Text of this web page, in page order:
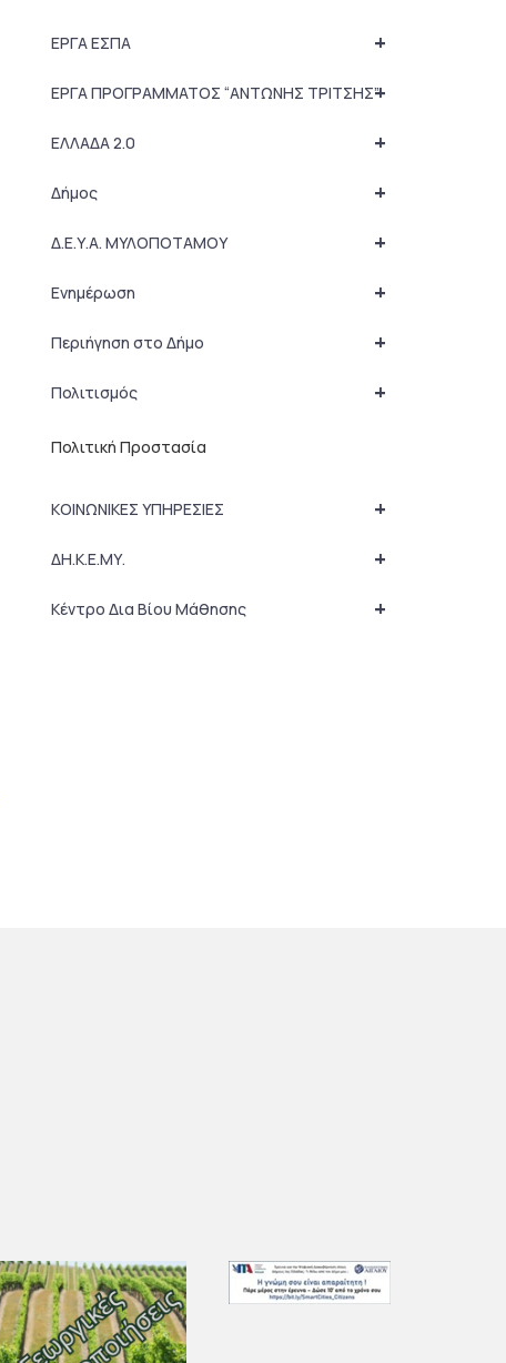
+
ΕΡΓΑ ΕΣΠΑ
+
ΕΡΓΑ ΠΡΟΓΡΑΜΜΑΤΟΣ “ΑΝΤΩΝΗΣ ΤΡΙΤΣΗΣ”
+
ΕΛΛΑΔΑ 2.0
+
Δήμος
+
Δ.Ε.Υ.Α. ΜΥΛΟΠΟΤΑΜΟΥ
+
Ενημέρωση
+
Περιήγηση στο Δήμο
+
Πολιτισμός
Πολιτική Προστασία
+
ΚΟΙΝΩΝΙΚΕΣ ΥΠΗΡΕΣΙΕΣ
+
ΔΗ.Κ.Ε.ΜΥ.
+
Κέντρο Δια Βίου Μάθησης